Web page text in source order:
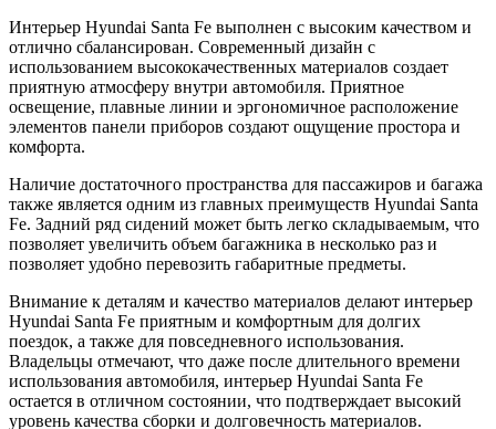
Интерьер Hyundai Santa Fe выполнен с высоким качеством и
отлично сбалансирован. Современный дизайн с
использованием высококачественных материалов создает
приятную атмосферу внутри автомобиля. Приятное
освещение, плавные линии и эргономичное расположение
элементов панели приборов создают ощущение простора и
комфорта.
Наличие достаточного пространства для пассажиров и багажа
также является одним из главных преимуществ Hyundai Santa
Fe. Задний ряд сидений может быть легко складываемым, что
позволяет увеличить объем багажника в несколько раз и
позволяет удобно перевозить габаритные предметы.
Внимание к деталям и качество материалов делают интерьер
Hyundai Santa Fe приятным и комфортным для долгих
поездок, а также для повседневного использования.
Владельцы отмечают, что даже после длительного времени
использования автомобиля, интерьер Hyundai Santa Fe
остается в отличном состоянии, что подтверждает высокий
уровень качества сборки и долговечность материалов.